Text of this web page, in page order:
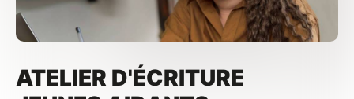
ATELIER D'ÉCRITURE